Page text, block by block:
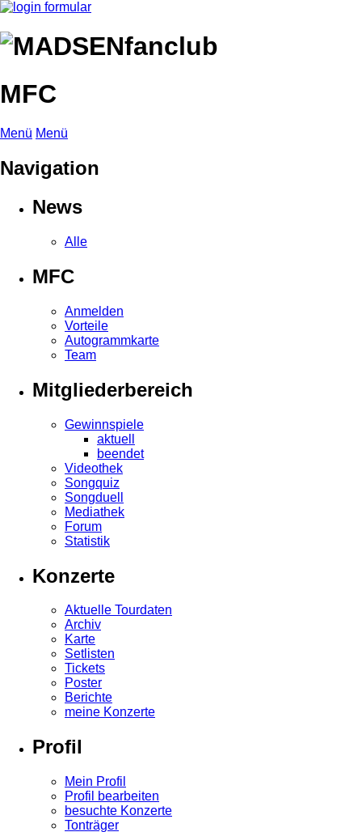
MFC
Menü Menü
Navigation
News
Alle
MFC
Anmelden
Vorteile
Autogrammkarte
Team
Mitgliederbereich
Gewinnspiele
aktuell
beendet
Videothek
Songquiz
Songduell
Mediathek
Forum
Statistik
Konzerte
Aktuelle Tourdaten
Archiv
Karte
Setlisten
Tickets
Poster
Berichte
meine Konzerte
Profil
Mein Profil
Profil bearbeiten
besuchte Konzerte
Tonträger